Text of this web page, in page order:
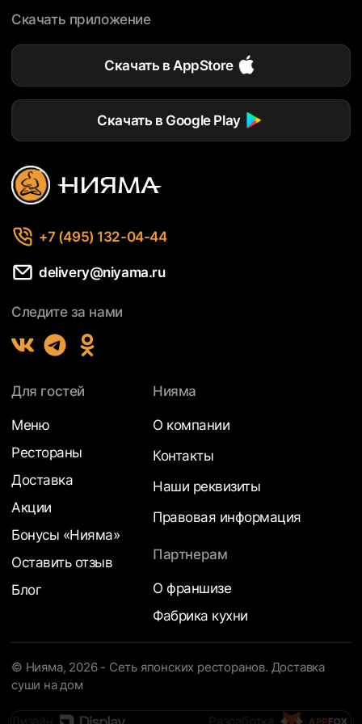
Скачать приложение
Скачать в AppStore
Скачать в Google Play
+7 (495) 132-04-44
delivery@niyama.ru
Следите за нами
Для гостей
Меню
Рестораны
Доставка
Акции
Бонусы «Нияма»
Оставить отзыв
Блог
Нияма
О компании
Контакты
Наши реквизиты
Правовая информация
Партнерам
О франшизе
Фабрика кухни
© Нияма, 2026 - Сеть японских ресторанов. Доставка
суши на дом